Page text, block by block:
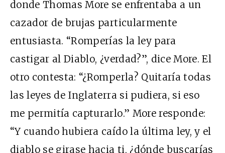
donde Thomas More se enfrentaba a un
cazador de brujas particularmente
entusiasta. “Romperías la ley para
castigar al Diablo, ¿verdad?”, dice More. El
otro contesta: “¿Romperla? Quitaría todas
las leyes de Inglaterra si pudiera, si eso
me permitía capturarlo.” More responde:
“Y cuando hubiera caído la última ley, y el
diablo se girase hacia ti, ¿dónde buscarías